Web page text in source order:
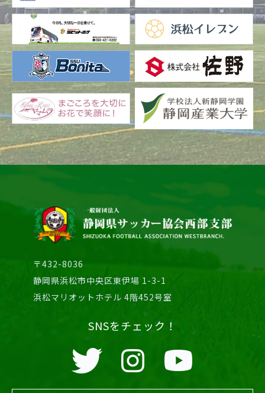
〒432-8036
静岡県浜松市中央区東伊場 1-3-1
浜松マリオットホテル 4階452号室
SNSをチェック！